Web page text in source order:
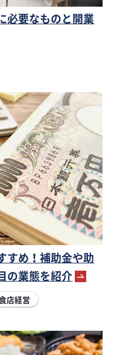
必要なものと開業
すめ！補助金や助
の業態を紹介
店経営